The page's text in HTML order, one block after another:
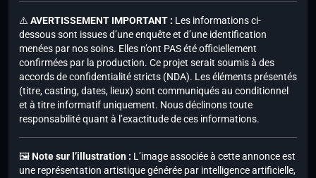
⚠️ AVERTISSEMENT IMPORTANT : Les informations ci-
dessous sont issues d’une enquête et d’une identification
menées par nos soins. Elles n’ont PAS été officiellement
confirmées par la production. Ce projet serait soumis à des
accords de confidentialité stricts (NDA). Les éléments présentés
(titre, casting, dates, lieux) sont communiqués au conditionnel
et à titre informatif uniquement. Nous déclinons toute
responsabilité quant à l’exactitude de ces informations.
🖼️Note sur l’illustration : L’image associée à cette annonce est
une représentation artistique générée par intelligence artificielle,